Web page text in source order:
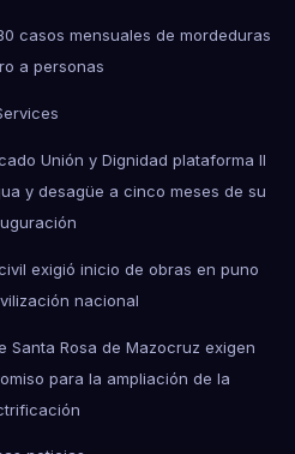
casos mensuales de mordeduras
a personas
Unión y Dignidad plataforma II
y desagüe a cinco meses de su
exigió inicio de obras en puno
nacional
Santa Rosa de Mazocruz exigen
para la ampliación de la